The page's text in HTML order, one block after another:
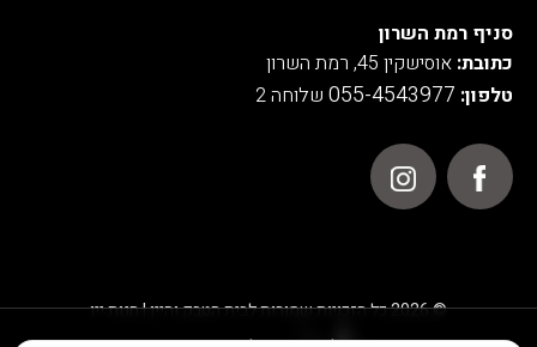
סניף רמת השרון
כתובת: אוסישקין 45, רמת השרון
טלפון: 055-4543977 שלוחה 2
© 2026 כל הזכויות שמורות לבית הטבק והיין | חנות יין